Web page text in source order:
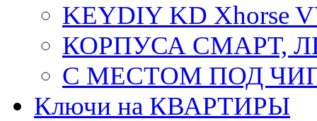
KEYDIY KD Xhorse
КОРПУСА СМАРТ,
С МЕСТОМ ПОД
Ключи на КВАРТИРЫ